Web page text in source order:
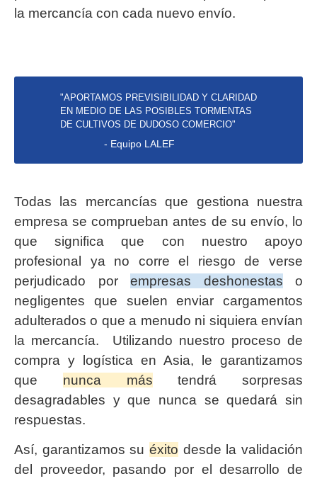
la mercancía con cada nuevo envío.
"APORTAMOS PREVISIBILIDAD Y CLARIDAD
EN MEDIO DE LAS POSIBLES TORMENTAS
DE CULTIVOS DE DUDOSO COMERCIO"
- Equipo LALEF
Todas las mercancías que gestiona nuestra
empresa se comprueban antes de su envío, lo
que significa que con nuestro apoyo
profesional ya no corre el riesgo de verse
perjudicado por empresas deshonestas o
negligentes que suelen enviar cargamentos
adulterados o que a menudo ni siquiera envían
la mercancía. Utilizando nuestro proceso de
compra y logística en Asia, le garantizamos
que nunca más tendrá sorpresas
desagradables y que nunca se quedará sin
respuestas.
Así, garantizamos su éxito desde la validación
del proveedor, pasando por el desarrollo de